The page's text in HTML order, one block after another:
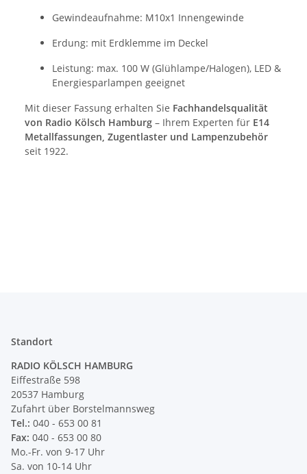
Gewindeaufnahme: M10x1 Innengewinde
Erdung: mit Erdklemme im Deckel
Leistung: max. 100 W (Glühlampe/Halogen), LED &
Energiesparlampen geeignet
Mit dieser Fassung erhalten Sie Fachhandelsqualität
von Radio Kölsch Hamburg – Ihrem Experten für E14
Metallfassungen, Zugentlaster und Lampenzubehör
seit 1922.
Standort
RADIO KÖLSCH HAMBURG
Eiffestraße 598
20537 Hamburg
Zufahrt über Borstelmannsweg
Tel.: 040 - 653 00 81
Fax: 040 - 653 00 80
Mo.-Fr. von 9-17 Uhr
Sa. von 10-14 Uhr